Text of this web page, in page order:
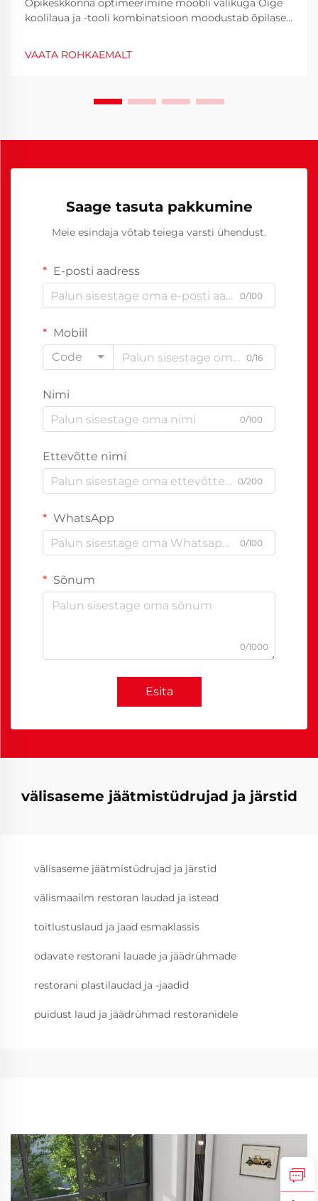
Õpikeskkonna optimeerimine mööbli valikuga Õige
koolilaua ja -tooli kombinatsioon moodustab õpilase
on istumise tähtsuses...
VAATA ROHKAEMALT
Saage tasuta pakkumine
Meie esindaja võtab teiega varsti ühendust.
E-posti aadress
0/100
Mobiil
Code
0/16
Nimi
0/100
Ettevõtte nimi
0/200
WhatsApp
0/100
Sõnum
0/1000
Esita
välisaseme jäätmistüdrujad ja järstid
välisaseme jäätmistüdrujad ja järstid
välismaailm restoran laudad ja istead
toitlustuslaud ja jaad esmaklassis
odavate restorani lauade ja jäädrühmade
restorani plastilaudad ja -jaadid
puidust laud ja jäädrühmad restoranidele